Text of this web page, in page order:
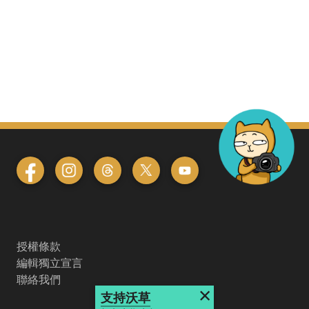
授權條款
編輯獨立宣言
聯絡我們
支持沃草 ×